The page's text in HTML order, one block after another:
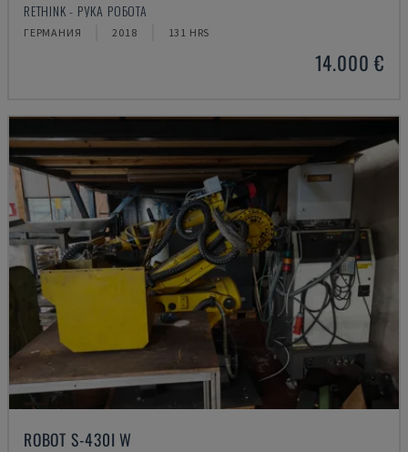
RETHINK - РУКА РОБОТА
ГЕРМАНИЯ 2018 131 HRS
14.000 €
ROBOT S-430I W